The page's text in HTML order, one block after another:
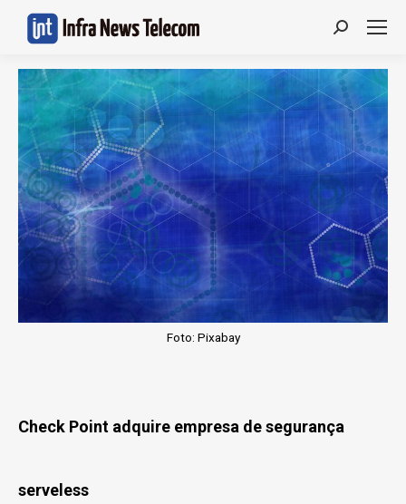
Search:
Foto: Pixabay
Check Point adquire empresa de segurança
serveless